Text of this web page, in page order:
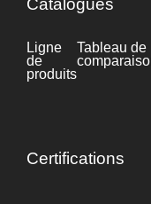
Catalogues
Ligne
de
produits
Tableau de
Certifications